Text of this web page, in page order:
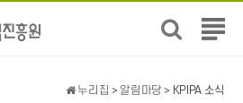
전
뉴
누리집 > 알림마당 > KPIPA 소식